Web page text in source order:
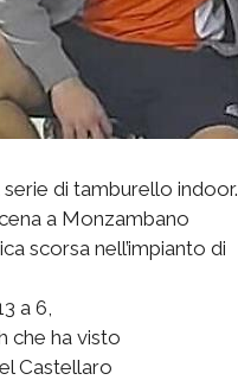
di tamburello indoor.
a Monzambano
scorsa nell’impianto di
a 6,
che ha visto
Castellaro